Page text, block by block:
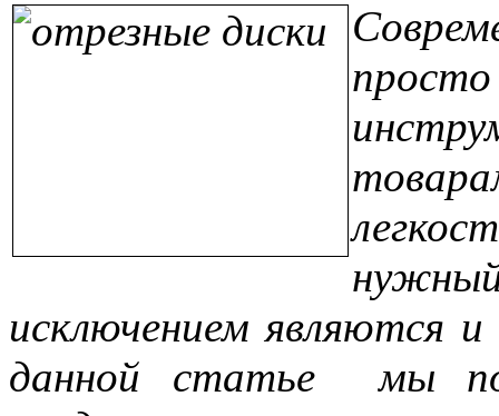
исключением являются
данной статье мы